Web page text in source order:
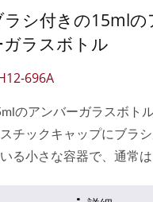
ラシ付きの15mlの
ガラスボトル
696A
のアンバーガラスボト
チックキャップにブラ
る小さな容器で、通常